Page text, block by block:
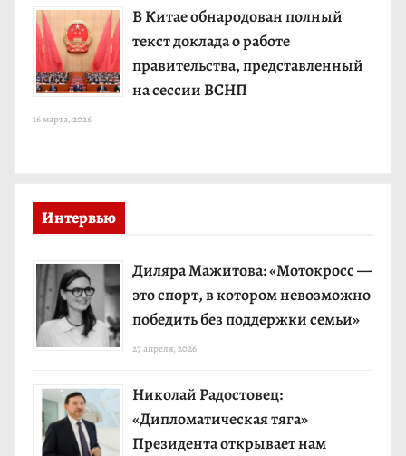
В Китае обнародован полный
текст доклада о работе
правительства, представленный
на сессии ВСНП
16 марта, 2026
Интервью
Диляра Мажитова: «Мотокросс —
это спорт, в котором невозможно
победить без поддержки семьи»
27 апреля, 2026
Николай Радостовец:
«Дипломатическая тяга»
Президента открывает нам